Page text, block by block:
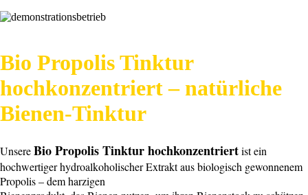
Bio Propolis Tinktur
hochkonzentriert – natürliche
Bienen‑Tinktur
UnsereBio Propolis Tinktur hochkonzentriertist ein
hochwertiger hydroalkoholischer Extrakt aus biologisch gewonnenem
Propolis – dem harzigen